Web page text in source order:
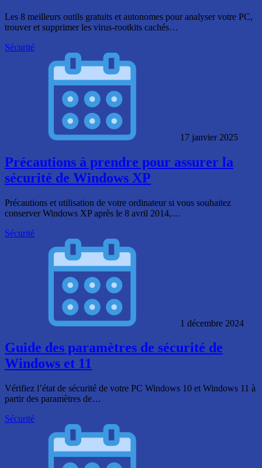
Les 8 meilleurs outils gratuits et autonomes pour analyser votre PC,
trouver et supprimer les virus-rootkits cachés…
Sécurité
17 janvier 2025
Précautions à prendre pour assurer la
sécurité de Windows XP
Précautions et utilisation de votre ordinateur si vous souhaitez
conserver Windows XP après le 8 avril 2014,…
Sécurité
1 décembre 2024
Guide des paramètres de sécurité de
Windows et 11
Vérifiez l’état de sécurité de votre PC Windows 10 et Windows 11 à
partir des paramètres de…
Sécurité